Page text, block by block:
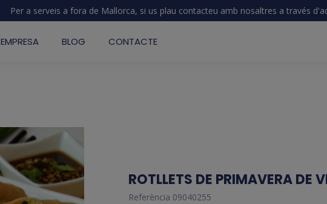
Per a serveis a fora de Mallorca, si us plau contacteu amb nosaltres a través
EMPRESA BLOG CONTACTE
ROTLLETS DE PRIMAVERA DE
Referència 09040255